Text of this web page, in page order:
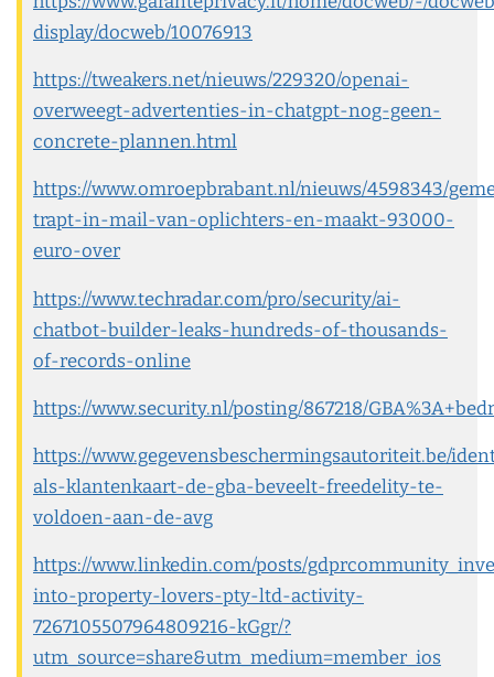
display/docweb/10076913
https://tweakers.net/nieuws/229320/openai-
overweegt-advertenties-in-chatgpt-nog-geen-
concrete-plannen.html
https://www.omroepbrabant.nl/nieuws/4598343/
trapt-in-mail-van-oplichters-en-maakt-93000-
euro-over
https://www.techradar.com/pro/security/ai-
chatbot-builder-leaks-hundreds-of-thousands-
of-records-online
https://www.security.nl/posting/867218/
https://www.gegevensbeschermingsautoriteit.be/
als-klantenkaart-de-gba-beveelt-freedelity-te-
voldoen-aan-de-avg
https://www.linkedin.com/posts/
into-property-lovers-pty-ltd-activity-
7267105507964809216-kGgr/?
utm_source=share&utm_medium=member_ios